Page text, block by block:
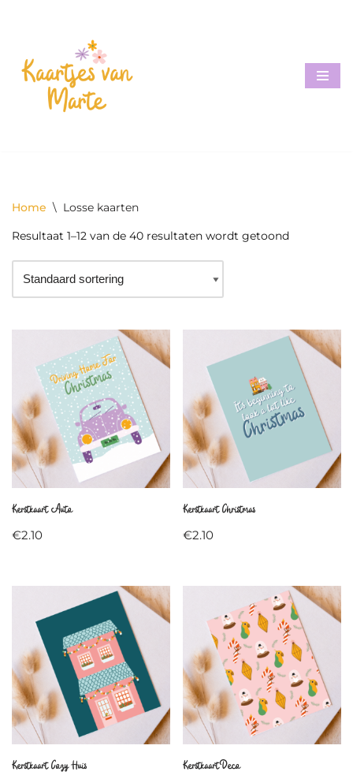
naar
de
inhoud
Home \ Losse kaarten
Resultaat 1–12 van de 40 resultaten wordt getoond
Kerstkaart Auto
€2.10
Kerstkaart Christmas
€2.10
Kerstkaart Cozy Huis
Kerstkaart Deco